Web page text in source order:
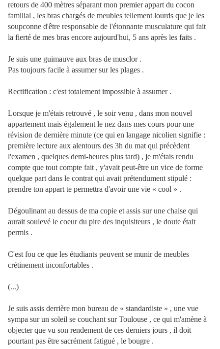
retours de 400 mètres séparant mon premier appart du cocon
familial , les bras chargés de meubles tellement lourds que je les
soupconne d'être responsable de l'étonnante musculature qui fait
la fierté de mes bras encore aujourd'hui, 5 ans après les faits .
Je suis une guimauve aux bras de musclor .
Pas toujours facile à assumer sur les plages .
Rectification : c'est totalement impossible à assumer .
Lorsque je m'étais retrouvé , le soir venu , dans mon nouvel
appartement mais également le nez dans mes cours pour une
révision de dernière minute (ce qui en langage nicolien signifie :
première lecture aux alentours des 3h du mat qui précèdent
l'examen , quelques demi-heures plus tard) , je m'étais rendu
compte que tout compte fait , y'avait peut-être un vice de forme
quelque part dans le contrat qui avait prétendument stipulé :
prendre ton appart te permettra d'avoir une vie « cool » .
Dégoulinant au dessus de ma copie et assis sur une chaise qui
aurait soulevé le coeur du pire des inquisiteurs , le doute était
permis .
C'est fou ce que les étudiants peuvent se munir de meubles
crétinement inconfortables .
(...)
Je suis assis derrière mon bureau de « standardiste » , une vue
sympa sur un soleil se couchant sur Toulouse , ce qui m'amène à
objecter que vu son rendement de ces derniers jours , il doit
pourtant pas être sacrément fatigué , le bougre .